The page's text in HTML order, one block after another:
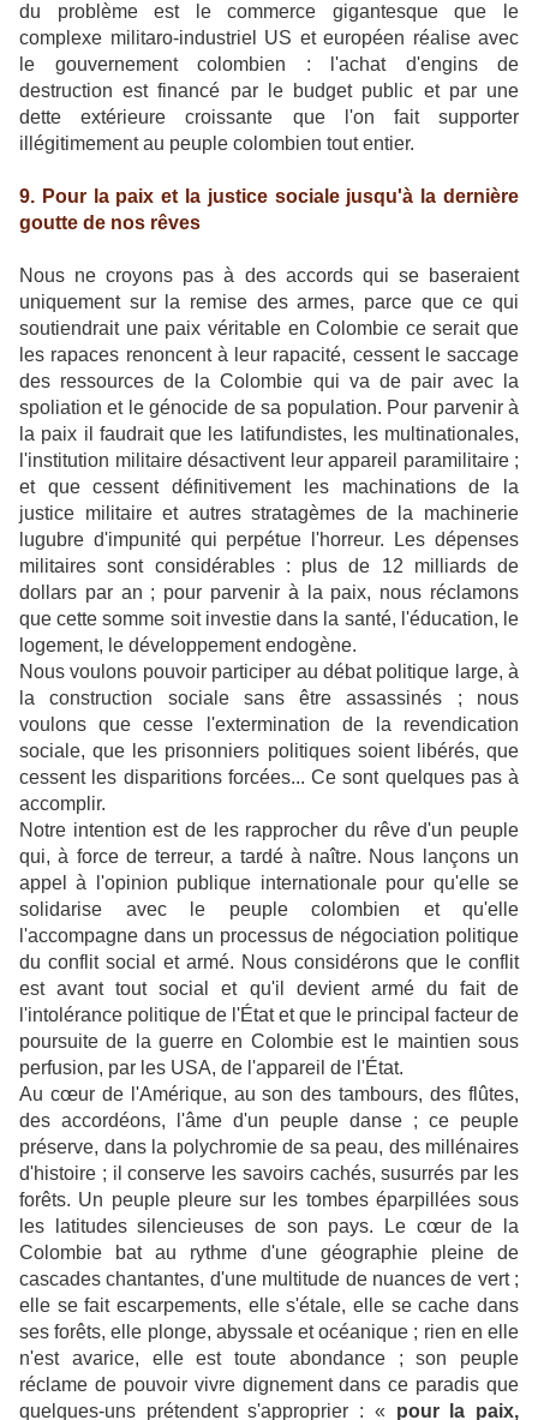
du problème est le commerce gigantesque que le
complexe militaro-industriel US et européen réalise avec
le gouvernement colombien : l'achat d'engins de
destruction est financé par le budget public et par une
dette extérieure croissante que l'on fait supporter
illégitimement au peuple colombien tout entier.
9. Pour la paix et la justice sociale jusqu'à la dernière
goutte de nos rêves
Nous ne croyons pas à des accords qui se baseraient
uniquement sur la remise des armes, parce que ce qui
soutiendrait une paix véritable en Colombie ce serait que
les rapaces renoncent à leur rapacité, cessent le saccage
des ressources de la Colombie qui va de pair avec la
spoliation et le génocide de sa population. Pour parvenir à
la paix il faudrait que les latifundistes, les multinationales,
l'institution militaire désactivent leur appareil paramilitaire ;
et que cessent définitivement les machinations de la
justice militaire et autres stratagèmes de la machinerie
lugubre d'impunité qui perpétue l'horreur. Les dépenses
militaires sont considérables : plus de 12 milliards de
dollars par an ; pour parvenir à la paix, nous réclamons
que cette somme soit investie dans la santé, l'éducation, le
logement, le développement endogène.
Nous voulons pouvoir participer au débat politique large, à
la construction sociale sans être assassinés ; nous
voulons que cesse l'extermination de la revendication
sociale, que les prisonniers politiques soient libérés, que
cessent les disparitions forcées... Ce sont quelques pas à
accomplir.
Notre intention est de les rapprocher du rêve d'un peuple
qui, à force de terreur, a tardé à naître. Nous lançons un
appel à l'opinion publique internationale pour qu'elle se
solidarise avec le peuple colombien et qu'elle
l'accompagne dans un processus de négociation politique
du conflit social et armé. Nous considérons que le conflit
est avant tout social et qu'il devient armé du fait de
l'intolérance politique de l'État et que le principal facteur de
poursuite de la guerre en Colombie est le maintien sous
perfusion, par les USA, de l'appareil de l'État.
Au cœur de l'Amérique, au son des tambours, des flûtes,
des accordéons, l'âme d'un peuple danse ; ce peuple
préserve, dans la polychromie de sa peau, des millénaires
d'histoire ; il conserve les savoirs cachés, susurrés par les
forêts. Un peuple pleure sur les tombes éparpillées sous
les latitudes silencieuses de son pays. Le cœur de la
Colombie bat au rythme d'une géographie pleine de
cascades chantantes, d'une multitude de nuances de vert ;
elle se fait escarpements, elle s'étale, elle se cache dans
ses forêts, elle plonge, abyssale et océanique ; rien en elle
n'est avarice, elle est toute abondance ; son peuple
réclame de pouvoir vivre dignement dans ce paradis que
quelques-uns prétendent s'approprier : « pour la paix,